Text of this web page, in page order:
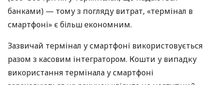
банками) — тому з погляду витрат, «термінал в
смартфоні» є більш економним.
Зазвичай термінал у смартфоні використовується
разом з касовим інтегратором. Кошти у випадку
використання термінала у смартфоні